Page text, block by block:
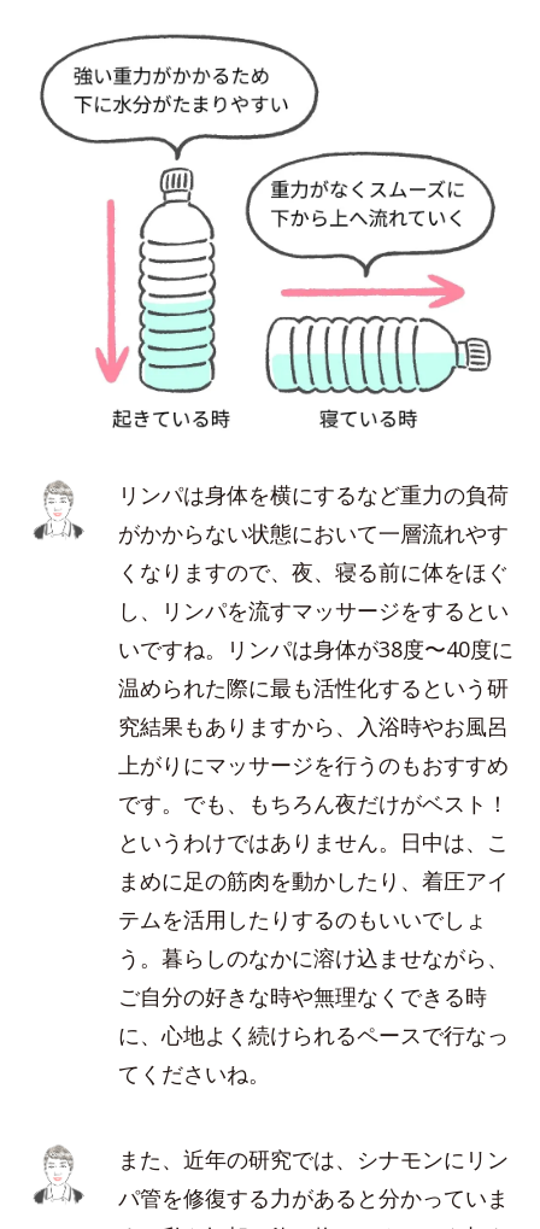
リンパは身体を横にするなど重力の負荷
がかからない状態において一層流れやす
くなりますので、夜、寝る前に体をほぐ
し、リンパを流すマッサージをするとい
いですね。リンパは身体が38度〜40度に
温められた際に最も活性化するという研
究結果もありますから、入浴時やお風呂
上がりにマッサージを行うのもおすすめ
です。でも、もちろん夜だけがベスト！
というわけではありません。日中は、こ
まめに足の筋肉を動かしたり、着圧アイ
テムを活用したりするのもいいでしょ
う。暮らしのなかに溶け込ませながら、
ご自分の好きな時や無理なくできる時
に、心地よく続けられるペースで行なっ
てくださいね。
また、近年の研究では、シナモンにリン
パ管を修復する力があると分かっていま